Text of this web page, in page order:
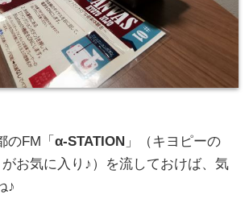
のFM「α-STATION 」（キヨピーの
がお気に入り♪）を流しておけば、気
♪